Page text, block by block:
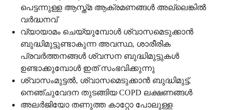
പെട്ടന്നുള്ള ആസ്ത്മ ആക്രമണങ്ങൾ അല്ലെങ്കിൽ
വർദ്ധനവ്
വ്യായാമം ചെയ്യുമ്പോൾ ശ്വാസമെടുക്കാൻ
ബുദ്ധിമുട്ടുണ്ടാകുന്ന അവസ്ഥ, ശാരീരിക
പ്രവർത്തനങ്ങൾ ശ്വസന ബുദ്ധിമുട്ടുകൾ
ഉണ്ടാക്കുമ്പോൾ ഇത് സംഭവിക്കുന്നു
ശ്വാസംമുട്ടൽ, ശ്വാസമെടുക്കാൻ ബുദ്ധിമുട്ട്,
നെഞ്ചുവേദന തുടങ്ങിയ COPD ലക്ഷണങ്ങൾ
അലർജിയോ തണുത്ത കാറ്റോ പോലുള്ള